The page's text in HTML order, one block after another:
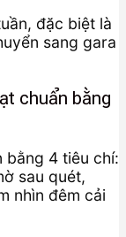
đặc biệt là
sang gara
chuẩn bằng
bằng 4 tiêu chí:
sau quét,
nhìn đêm cải